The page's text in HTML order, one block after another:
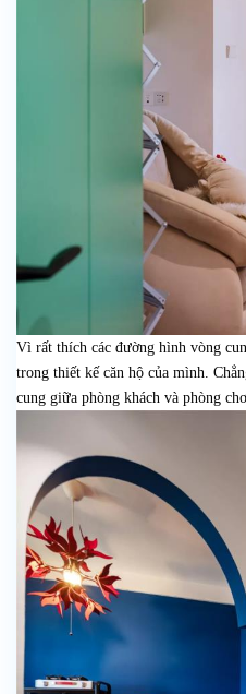
Vì rất thích các đường hình vòng
trong thiết kế căn hộ của mình.
cung giữa phòng khách và phòng